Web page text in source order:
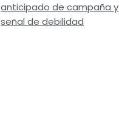
anticipado de campaña y
señal de debilidad